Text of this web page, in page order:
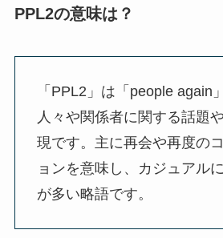
PPL2の意味は？
「PPL2」は「people again
人々や関係者に関する話題
現です。主に再会や再度の
ョンを意味し、カジュアル
が多い略語です。